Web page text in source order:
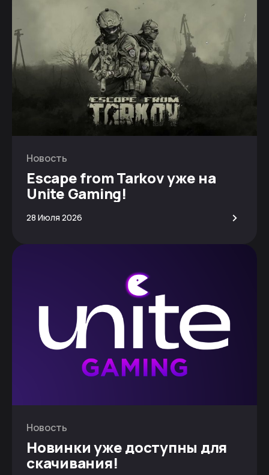
Новость
Escape from Tarkov уже на
Unite Gaming!
28 Июля 2026 >
Новость
Новинки уже доступны для
скачивания!